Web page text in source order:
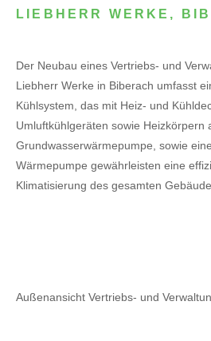
LIEBHERR WERKE,
Der Neubau eines Vertriebs- und
Liebherr Werke in Biberach umfasst
Kühlsystem, das mit Heiz- und
Umluftkühlgeräten sowie Heizkörpern
Grundwasserwärmepumpe, sowie
Wärmepumpe gewährleisten eine
Klimatisierung des gesamten
Außenansicht Vertriebs- und